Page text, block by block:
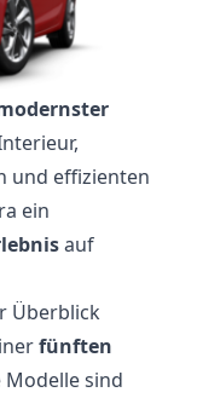
und effizienten
ein
auf
Überblick
fünften
sind